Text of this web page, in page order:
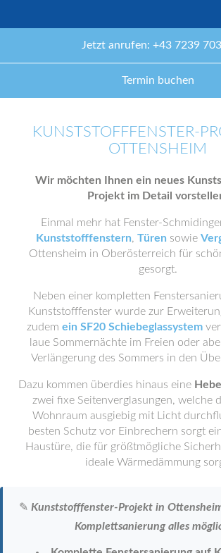
Jetzt anrufen: +43 7239
Termin buchen
KUNSTSTOFFFENSTER-
OTTENSHEIM
Wir möchten Ihnen ein neues
Projekt im Detail
Einmal mehr hat Fenster-
Kunststofffenstern, Türen sowie
Ottensheim in Oberösterreich für
gesorgt.
Neben einer kompletten
Kunststofffenster wurde zur
zudem ein SF20 Schiebeglassystem
laue Sommernächte im Freien oder
Verlängerung des Sommers in den
Dazu kommen überdies hinaus eine
zwei fixe Seitenverglasungen, welche
Wohnraum ausgiebig mit Licht
besten Schutz vor Einbrechern sorgt
Haustüre, die für größtmögliche
ideale Wärmedämmung
✎ Kunststofffenster-Projekt in
Komplettsanierung alles